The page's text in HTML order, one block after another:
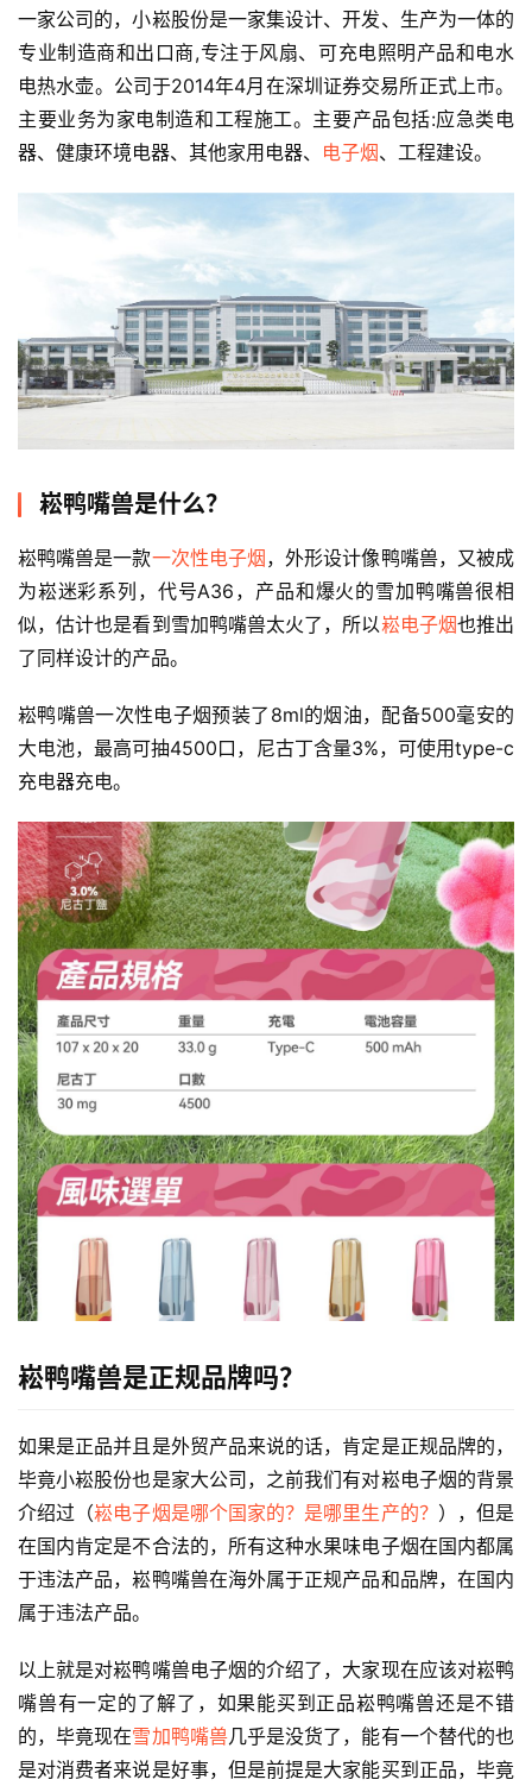
电
子
烟
资
讯
电
子
烟
百
科
一
次
性
电
子
子
烟
评
测
通
配
弹
国
标
一家公司的，小崧股份是一家集设计、开发、生产为一体的
专业制造商和出口商,专注于风扇、可充电照明产品和电水
电热水壶。公司于2014年4月在深圳证券交易所正式上市。
主要业务为家电制造和工程施工。主要产品包括:应急类电
器、健康环境电器、其他家用电器、 电子烟、工程建设。
崧鸭嘴兽是什么？
崧鸭嘴兽是一款一次性电子烟 ，外形设计像鸭嘴兽，又被成
为崧迷彩系列，代号A36，产品和爆火的雪加鸭嘴兽很相
似，估计也是看到雪加鸭嘴兽太火了，所以崧电子烟也推出
了同样设计的产品。
崧鸭嘴兽一次性电子烟预装了8ml的烟油，配备500毫安的
大电池，最高可抽4500口，尼古丁含量3%，可使用type-c
充电器充电。
崧鸭嘴兽是正规品牌吗？
如果是正品并且是外贸产品来说的话，肯定是正规品牌的，
毕竟小崧股份也是家大公司，之前我们有对崧电子烟的背景
介绍过（崧电子烟是哪个国家的？是哪里生产的？ ），但是
在国内肯定是不合法的，所有这种水果味电子烟在国内都属
于违法产品，崧鸭嘴兽在海外属于正规产品和品牌，在国内
属于违法产品。
以上就是对崧鸭嘴兽电子烟的介绍了，大家现在应该对崧鸭
嘴兽有一定的了解了，如果能买到正品崧鸭嘴兽还是不错
的，毕竟现在雪加鸭嘴兽几乎是没货了，能有一个替代的也
是对消费者来说是好事，但是前提是大家能买到正品，毕竟